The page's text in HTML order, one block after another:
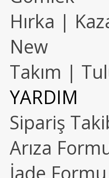
Hırka |
New
Takım |
YARDIM
Sipariş
Arıza
İade Formu